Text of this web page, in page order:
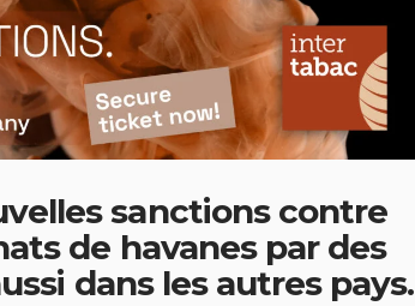
sanctions contre
de havanes par des
dans les autres pays.